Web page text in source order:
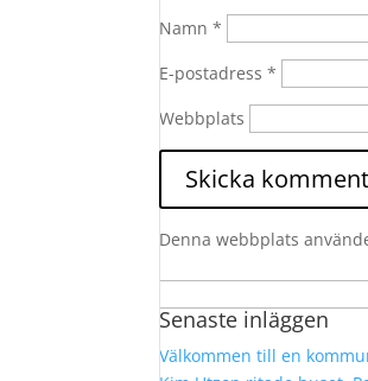
Namn*
E-postadress*
Webbplats
Denna webbplats
efter:
Senaste inläggen
Välkommen till en